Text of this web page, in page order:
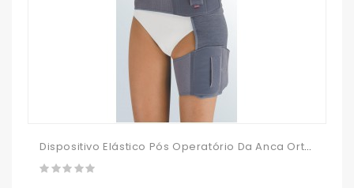
Dispositivo Elástico Pós Operatório Da Anca Orthocox